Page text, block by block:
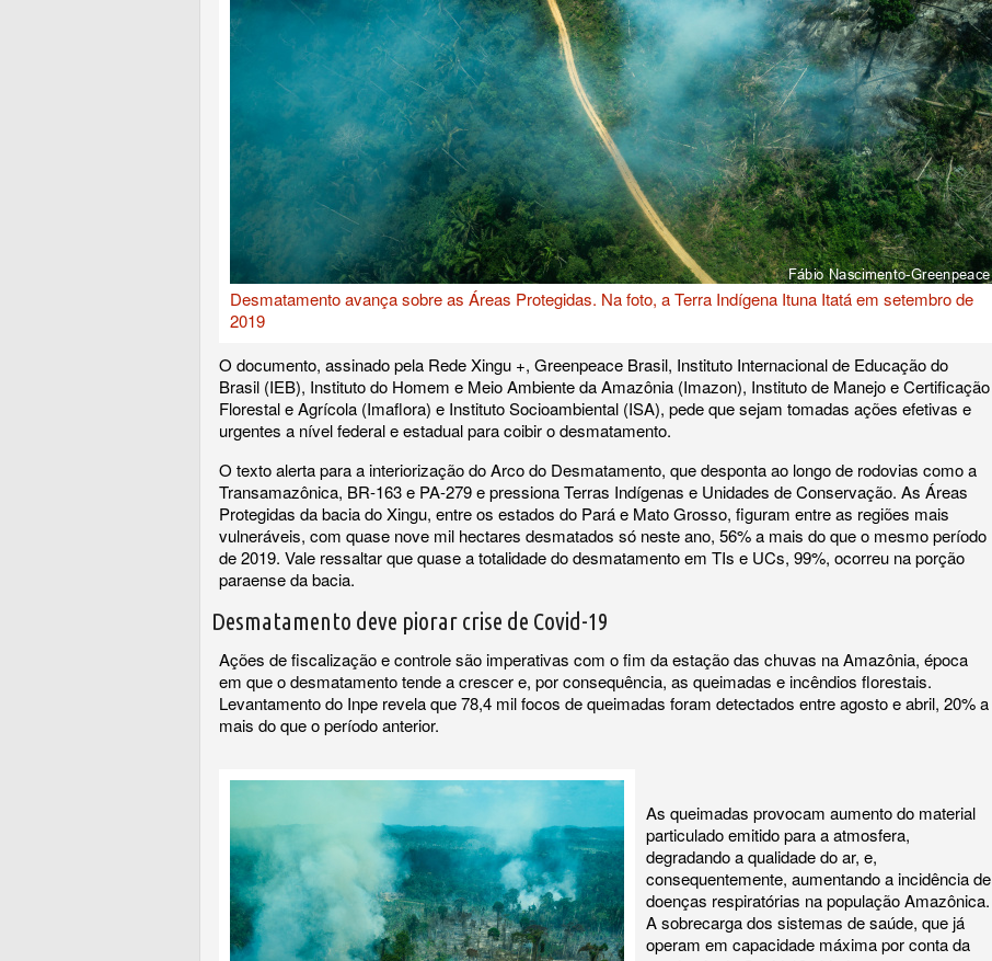
Desmatamento avança sobre as Áreas Protegidas. Na foto, a Terra Indígena Ituna Itatá em setembro de
2019
O documento, assinado pela Rede Xingu +, Greenpeace Brasil, Instituto Internacional de Educação do
Brasil (IEB), Instituto do Homem e Meio Ambiente da Amazônia (Imazon), Instituto de Manejo e Certificação
Florestal e Agrícola (Imaflora) e Instituto Socioambiental (ISA), pede que sejam tomadas ações efetivas e
urgentes a nível federal e estadual para coibir o desmatamento.
O texto alerta para a interiorização do Arco do Desmatamento, que desponta ao longo de rodovias como a
Transamazônica, BR-163 e PA-279 e pressiona Terras Indígenas e Unidades de Conservação. As Áreas
Protegidas da bacia do Xingu, entre os estados do Pará e Mato Grosso, figuram entre as regiões mais
vulneráveis, com quase nove mil hectares desmatados só neste ano, 56% a mais do que o mesmo período
de 2019. Vale ressaltar que quase a totalidade do desmatamento em TIs e UCs, 99%, ocorreu na porção
paraense da bacia.
Desmatamento deve piorar crise de Covid-19
Ações de fiscalização e controle são imperativas com o fim da estação das chuvas na Amazônia, época
em que o desmatamento tende a crescer e, por consequência, as queimadas e incêndios florestais.
Levantamento do Inpe revela que 78,4 mil focos de queimadas foram detectados entre agosto e abril, 20% a
mais do que o período anterior.
As queimadas provocam aumento do material
particulado emitido para a atmosfera,
degradando a qualidade do ar, e,
consequentemente, aumentando a incidência de
doenças respiratórias na população Amazônica.
A sobrecarga dos sistemas de saúde, que já
operam em capacidade máxima por conta da